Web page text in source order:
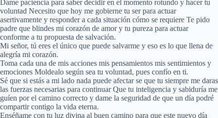
Dame paciencia para saber decidir en el momento rotundo y hacer tu
voluntad Necesito que hoy me gobierne tu ser para actuar
asertivamente y responder a cada situación cómo se requiere Te pido
padre que blindes mi corazón de amor y tu pureza para actuar
conforme a tu propuesta de salvación.
Mi señor, tú eres el único que puede salvarme y eso es lo que llena de
alegría mi corazón.
Toma cada una de mis acciones mis pensamientos mis sentimientos y
emociones Moldealo según sea tu voluntad, pues confío en ti.
Sé que si estás a mi lado nada puede afectar se que tu siempre me daras
las fuerzas necesarias para continuar Que tu inteligencia y sabiduría me
guíen por el camino correcto y dame la seguridad de que un día podré
compartir contigo la vida eterna.
Enséñame con tu luz divina al buen camino para que este nuevo día